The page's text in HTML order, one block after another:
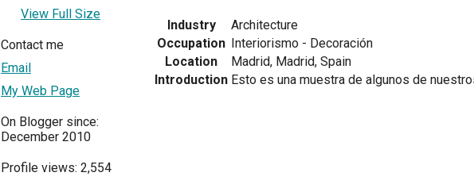
View Full Size
Contact me
Email
My Web Page
On Blogger since:
December 2010
Profile views: 2,554
Industry
Architecture
Occupation Interiorismo - Decoración
Location
Madrid, Madrid, Spain
Introduction Esto es una muestra de algunos de